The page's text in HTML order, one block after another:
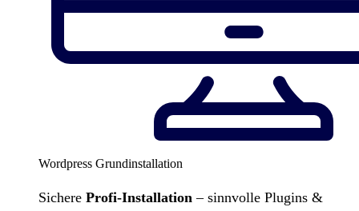
Wordpress Grundinstallation
Sichere Profi-Installation – sinnvolle Plugins &